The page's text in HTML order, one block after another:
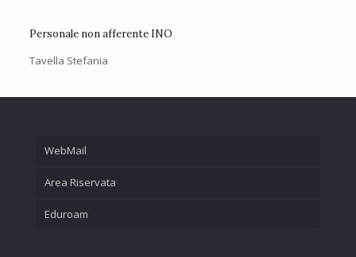
Personale non afferente INO
Tavella Stefania
WebMail
Area Riservata
Eduroam